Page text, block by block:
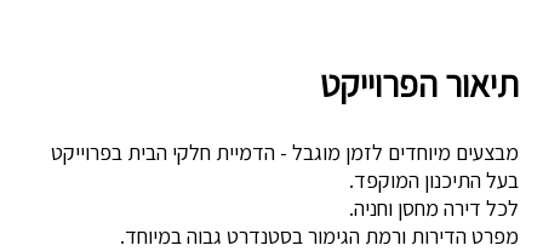
תיאור הפרוייקט
מבצעים מיוחדים לזמן מוגבל - הדמיית חלקי הבית בפרוייקט
בעל התיכנון המוקפד.
לכל דירה מחסן וחניה.
מפרט הדירות ורמת הגימור בסטנדרט גבוה במיוחד.